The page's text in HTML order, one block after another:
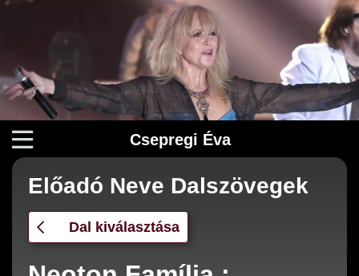
Csepregi Éva
Előadó Neve Dalszövegek
Dal kiválasztása